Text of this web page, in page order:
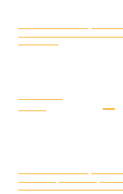
VIVERONE!
VINCONO LE DUE GARE